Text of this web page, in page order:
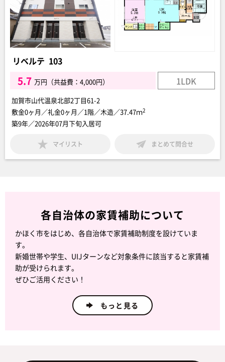
リベルテ 103
5.7 万円（共益費：4,000円） 1LDK
加賀市山代温泉北部2丁目61-2
敷金0ヶ月／礼金0ヶ月／1階／木造／37.47ｍ2
築9年／2026年07月下旬入居可
マイリスト まとめて問合せ
各自治体の家賃補助について
かほく市をはじめ、各自治体で家賃補助制度を設けていま
す。
新婚世帯や学生、UIJターンなど対象条件に該当すると家賃補
助が受けられます。
ぜひご活用ください！
もっと見る